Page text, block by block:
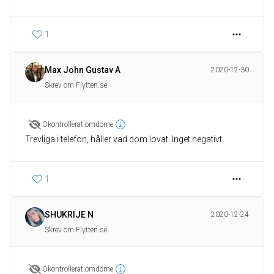
1
Max John Gustav A
2020-12-30
Skrev om Flytten.se
Okontrollerat omdöme
Trevliga i telefon, håller vad dom lovat. Inget negativt.
1
SHUKRIJE N
2020-12-24
Skrev om Flytten.se
Okontrollerat omdöme